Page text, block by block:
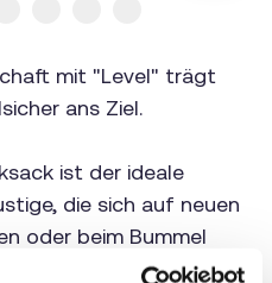
mit "Level" trägt
ans Ziel.
ist der ideale
die sich auf neuen
oder beim Bummel